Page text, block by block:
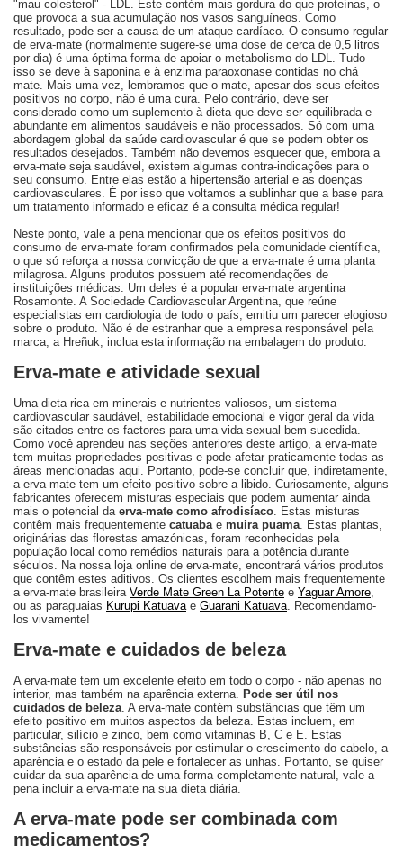
"mau colesterol" - LDL. Este contém mais gordura do que proteínas, o
que provoca a sua acumulação nos vasos sanguíneos. Como
resultado, pode ser a causa de um ataque cardíaco. O consumo regular
de erva-mate (normalmente sugere-se uma dose de cerca de 0,5 litros
por dia) é uma óptima forma de apoiar o metabolismo do LDL. Tudo
isso se deve à saponina e à enzima paraoxonase contidas no chá
mate. Mais uma vez, lembramos que o mate, apesar dos seus efeitos
positivos no corpo, não é uma cura. Pelo contrário, deve ser
considerado como um suplemento à dieta que deve ser equilibrada e
abundante em alimentos saudáveis e não processados. Só com uma
abordagem global da saúde cardiovascular é que se podem obter os
resultados desejados. Também não devemos esquecer que, embora a
erva-mate seja saudável, existem algumas contra-indicações para o
seu consumo. Entre elas estão a hipertensão arterial e as doenças
cardiovasculares. É por isso que voltamos a sublinhar que a base para
um tratamento informado e eficaz é a consulta médica regular!
Neste ponto, vale a pena mencionar que os efeitos positivos do
consumo de erva-mate foram confirmados pela comunidade científica,
o que só reforça a nossa convicção de que a erva-mate é uma planta
milagrosa. Alguns produtos possuem até recomendações de
instituições médicas. Um deles é a popular erva-mate argentina
Rosamonte. A Sociedade Cardiovascular Argentina, que reúne
especialistas em cardiologia de todo o país, emitiu um parecer elogioso
sobre o produto. Não é de estranhar que a empresa responsável pela
marca, a Hreñuk, inclua esta informação na embalagem do produto.
Erva-mate e atividade sexual
Uma dieta rica em minerais e nutrientes valiosos, um sistema
cardiovascular saudável, estabilidade emocional e vigor geral da vida
são citados entre os factores para uma vida sexual bem-sucedida.
Como você aprendeu nas seções anteriores deste artigo, a erva-mate
tem muitas propriedades positivas e pode afetar praticamente todas as
áreas mencionadas aqui. Portanto, pode-se concluir que, indiretamente,
a erva-mate tem um efeito positivo sobre a libido. Curiosamente, alguns
fabricantes oferecem misturas especiais que podem aumentar ainda
mais o potencial da erva-mate como afrodisíaco . Estas misturas
contêm mais frequentemente catuaba e muira puama . Estas plantas,
originárias das florestas amazónicas, foram reconhecidas pela
população local como remédios naturais para a potência durante
séculos. Na nossa loja online de erva-mate, encontrará vários produtos
que contêm estes aditivos. Os clientes escolhem mais frequentemente
a erva-mate brasileira Verde Mate Green La Potente e Yaguar Amore
ou as paraguaias Kurupi Katuava e Guarani Katuava . Recomendamo-
los vivamente!
Erva-mate e cuidados de beleza
A erva-mate tem um excelente efeito em todo o corpo - não apenas no
interior, mas também na aparência externa.
Pode ser útil nos
cuidados de beleza . A erva-mate contém substâncias que têm um
efeito positivo em muitos aspectos da beleza. Estas incluem, em
particular, silício e zinco, bem como vitaminas B, C e E. Estas
substâncias são responsáveis por estimular o crescimento do cabelo, a
aparência e o estado da pele e fortalecer as unhas. Portanto, se quiser
cuidar da sua aparência de uma forma completamente natural, vale a
pena incluir a erva-mate na sua dieta diária.
A erva-mate pode ser combinada com
medicamentos?